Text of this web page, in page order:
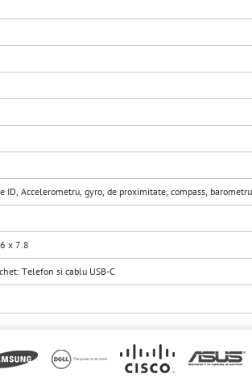
ID, Accelerometru, gyro, de proximitate, compass, barometru
x 7.8
Telefon si cablu USB-C